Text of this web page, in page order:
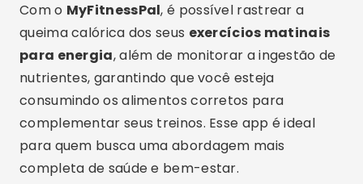
Com o MyFitnessPal, é possível rastrear a
queima calórica dos seus exercícios matinais
para energia, além de monitorar a ingestão de
nutrientes, garantindo que você esteja
consumindo os alimentos corretos para
complementar seus treinos. Esse app é ideal
para quem busca uma abordagem mais
completa de saúde e bem-estar.